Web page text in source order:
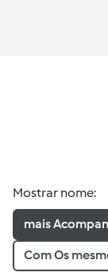
Mostrar nome:
mais
Com Os